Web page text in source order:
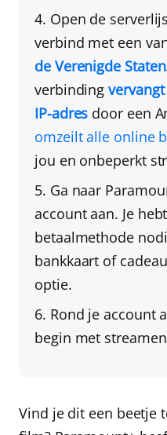
Open de
verbind met een
de Verenigde Staten
verbinding
IP-adres door een
omzeilt alle online
jou en onbeperkt
Ga naar
account aan. Je
betaalmethode
bankkaart of
optie.
Rond je account
begin met
Vind je dit een beetje